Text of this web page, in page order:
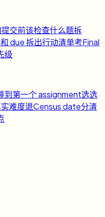
交前该检查什么题拆
due 拆出行动清单考Final
级
到第一个 assignment选选
难度退Census date分清